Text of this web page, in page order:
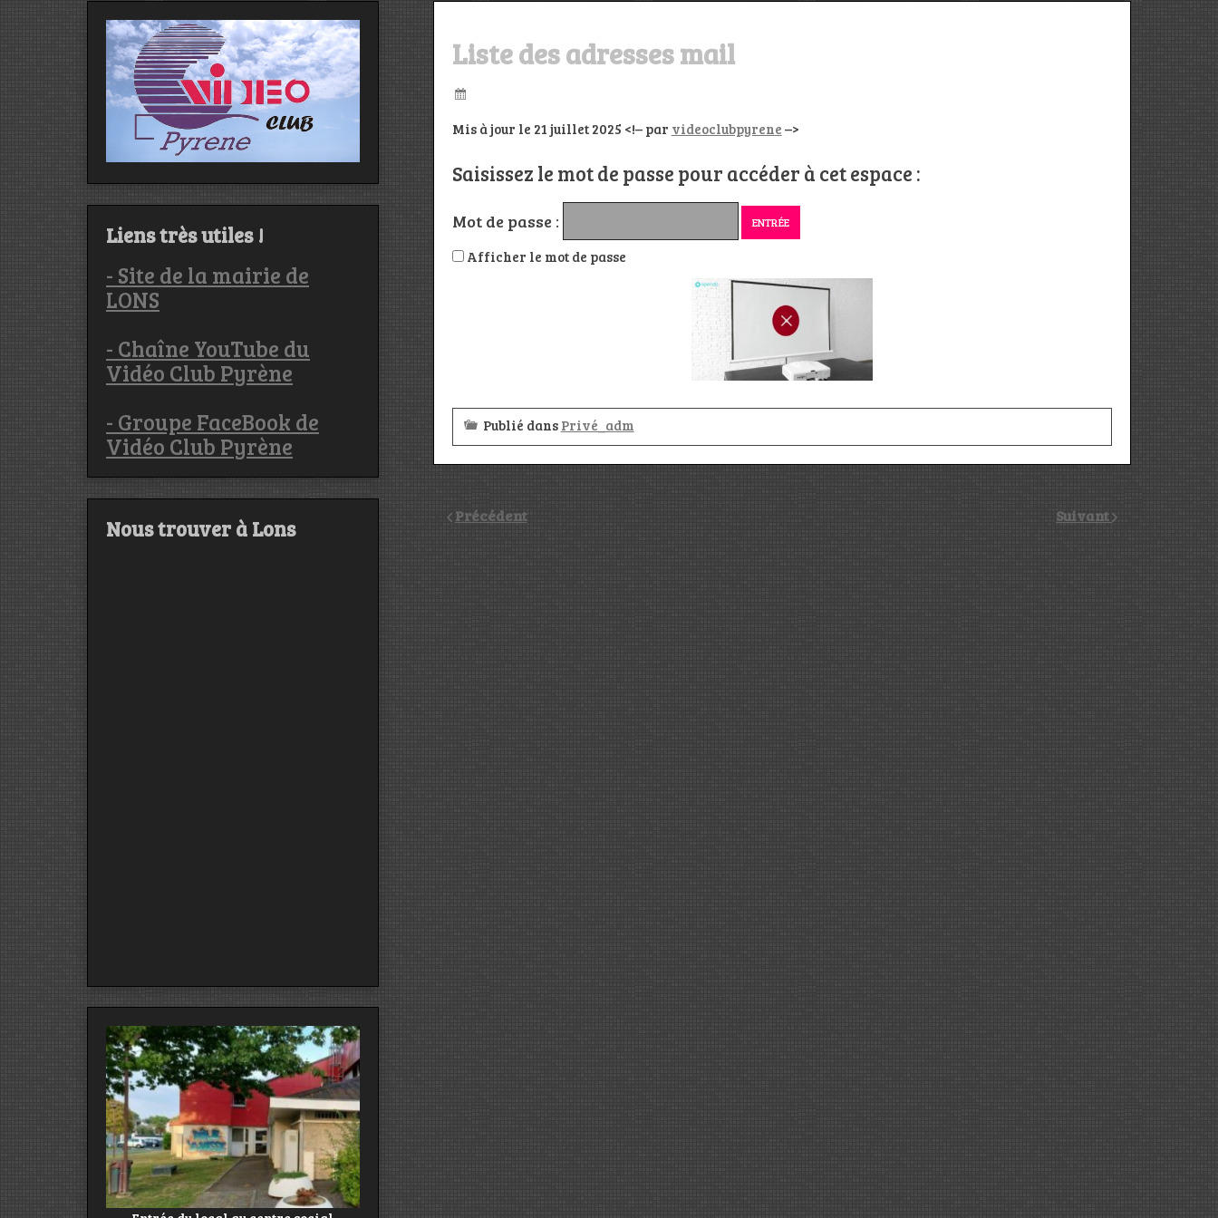
Liste des adresses mail
Mis à jour le 21 juillet 2025 <!– par videoclubpyrene –>
Saisissez le mot de passe pour accéder à cet espace :
Mot de passe :
Afficher le mot de passe
Publié dans Privé_adm
Précédent Suivant
Liens très utiles !
- Site de la mairie de
LONS
- Chaîne YouTube du
Vidéo Club Pyrène
- Groupe FaceBook de
Vidéo Club Pyrène
Nous trouver à Lons